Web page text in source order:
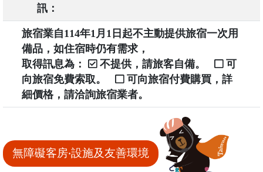
訊：
旅宿業自114年1月1日起不主動提供旅宿一次用
備品，如住宿時仍有需求，
取得訊息為：
不提供，請旅客自備。
可
向旅宿免費索取。
可向旅宿付費購買，詳
細價格，請洽詢旅宿業者。
無障礙客房‧設施及友善環境